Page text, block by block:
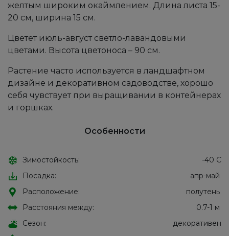
желтым широким окаймлением. Длина листа 15-
20 см, ширина 15 см.
Цветет июль-август светло-лавандовыми
цветами. Высота цветоноса – 90 см.
Растение часто используется в ландшафтном
дизайне и декоративном садоводстве, хорошо
себя чувствует при выращивании в контейнерах
и горшках.
Особенности
Зимостойкость:
-40 С
Посадка:
апр-май
Расположение:
полутень
Расстояния между:
0.7-1 м
Сезон:
декоративен